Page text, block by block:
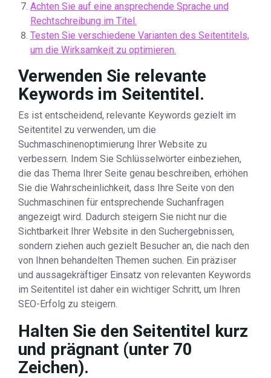
Achten Sie auf eine ansprechende Sprache und
Rechtschreibung im Titel.
Testen Sie verschiedene Varianten des Seitentitels,
um die Wirksamkeit zu optimieren.
Verwenden Sie relevante
Keywords im Seitentitel.
Es ist entscheidend, relevante Keywords gezielt im
Seitentitel zu verwenden, um die
Suchmaschinenoptimierung Ihrer Website zu
verbessern. Indem Sie Schlüsselwörter einbeziehen,
die das Thema Ihrer Seite genau beschreiben, erhöhen
Sie die Wahrscheinlichkeit, dass Ihre Seite von den
Suchmaschinen für entsprechende Suchanfragen
angezeigt wird. Dadurch steigern Sie nicht nur die
Sichtbarkeit Ihrer Website in den Suchergebnissen,
sondern ziehen auch gezielt Besucher an, die nach den
von Ihnen behandelten Themen suchen. Ein präziser
und aussagekräftiger Einsatz von relevanten Keywords
im Seitentitel ist daher ein wichtiger Schritt, um Ihren
SEO-Erfolg zu steigern.
Halten Sie den Seitentitel kurz
und prägnant (unter 70
Zeichen).